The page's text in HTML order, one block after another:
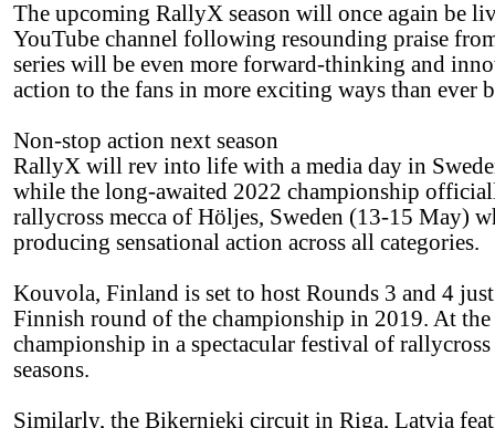
The upcoming RallyX season will once again be
YouTube channel following resounding praise
series will be even more forward-thinking and
action to the fans in more exciting ways than ever
Non-stop action next season
RallyX will rev into life with a media day in
while the long-awaited 2022 championship
rallycross mecca of Höljes, Sweden (13-15 May)
producing sensational action across all categories.
Kouvola, Finland is set to host Rounds 3 and 4
Finnish round of the championship in 2019. At
championship in a spectacular festival of
seasons.
Similarly, the Bikernieki circuit in Riga, Latvia